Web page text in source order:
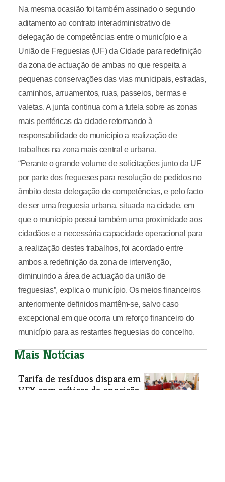
Na mesma ocasião foi também assinado o segundo
aditamento ao contrato interadministrativo de
delegação de competências entre o município e a
União de Freguesias (UF) da Cidade para redefinição
da zona de actuação de ambas no que respeita a
pequenas conservações das vias municipais, estradas,
caminhos, arruamentos, ruas, passeios, bermas e
valetas. A junta continua com a tutela sobre as zonas
mais periféricas da cidade retornando à
responsabilidade do município a realização de
trabalhos na zona mais central e urbana.
“Perante o grande volume de solicitações junto da UF
por parte dos fregueses para resolução de pedidos no
âmbito desta delegação de competências, e pelo facto
de ser uma freguesia urbana, situada na cidade, em
que o município possui também uma proximidade aos
cidadãos e a necessária capacidade operacional para
a realização destes trabalhos, foi acordado entre
ambos a redefinição da zona de intervenção,
diminuindo a área de actuação da união de
freguesias”, explica o município. Os meios financeiros
anteriormente definidos mantêm-se, salvo caso
excepcional em que ocorra um reforço financeiro do
município para as restantes freguesias do concelho.
Mais Notícias
Tarifa de resíduos dispara em
VFX com críticas da oposição